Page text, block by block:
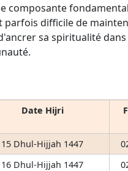
composante
parfois difficile de
sa spiritualité
Date Hijri
15 Dhul-Hijjah 1447
16 Dhul-Hijjah 1447